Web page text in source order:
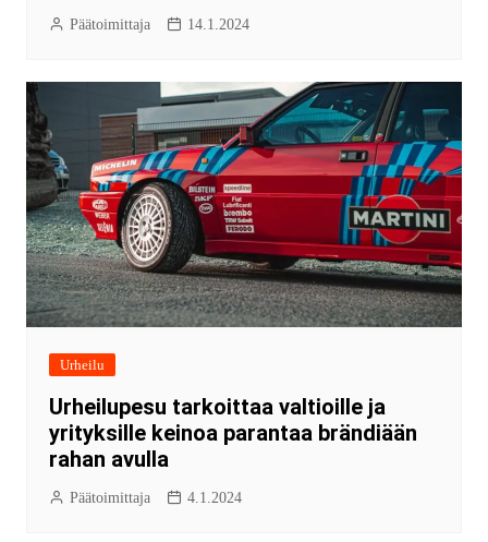
Päätoimittaja 14.1.2024
Urheilu
Urheilupesu tarkoittaa valtioille ja
yrityksille keinoa parantaa brändiään
rahan avulla
Päätoimittaja 4.1.2024